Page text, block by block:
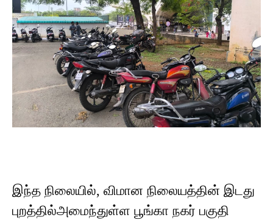
இந்த நிலையில், விமான நிலையத்தின் இடது
புறத்தில்அமைந்துள்ள பூங்கா நகர் பகுதி